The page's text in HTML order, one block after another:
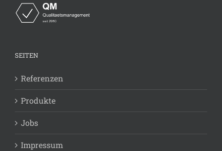
SEITEN
Referenzen
Produkte
Jobs
Impressum